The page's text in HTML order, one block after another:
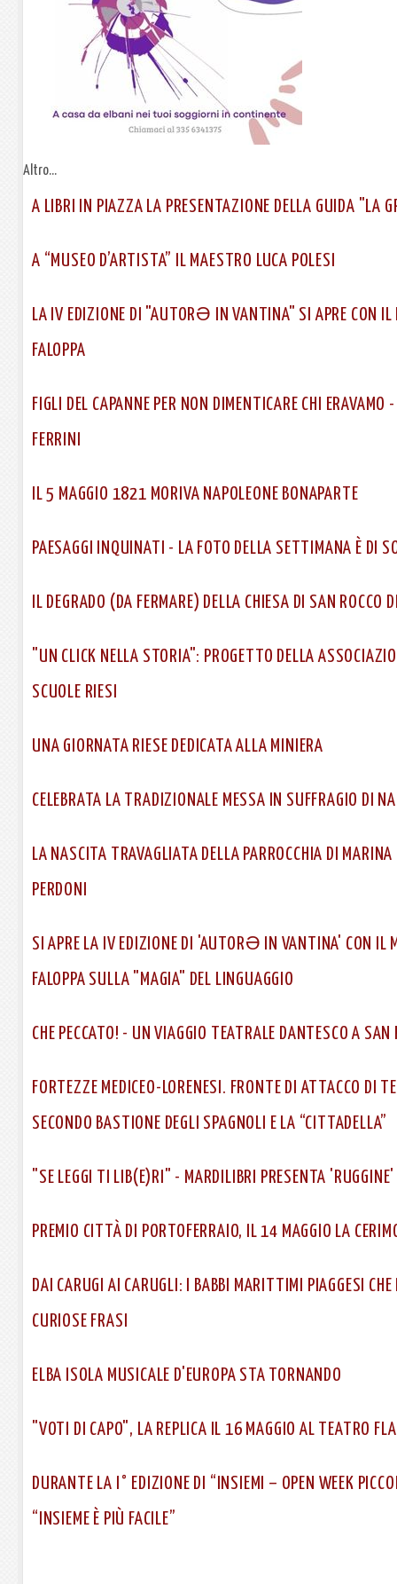
Altro...
A LIBRI IN PIAZZA LA PRESENTAZIONE DELLA GUIDA "LA
A “MUSEO D’ARTISTA” IL MAESTRO LUCA POLESI
LA IV EDIZIONE DI "AUTORƏ IN VANTINA" SI APRE CON IL
FALOPPA
FIGLI DEL CAPANNE PER NON DIMENTICARE CHI
FERRINI
IL 5 MAGGIO 1821 MORIVA NAPOLEONE BONAPARTE
PAESAGGI INQUINATI - LA FOTO DELLA SETTIMANA È DI
IL DEGRADO (DA FERMARE) DELLA CHIESA DI SAN ROCCO
"UN CLICK NELLA STORIA": PROGETTO DELLA
SCUOLE RIESI
UNA GIORNATA RIESE DEDICATA ALLA MINIERA
CELEBRATA LA TRADIZIONALE MESSA IN SUFFRAGIO DI
LA NASCITA TRAVAGLIATA DELLA PARROCCHIA DI
PERDONI
SI APRE LA IV EDIZIONE DI 'AUTORƏ IN VANTINA' CON IL
FALOPPA SULLA "MAGIA" DEL LINGUAGGIO
CHE PECCATO! - UN VIAGGIO TEATRALE DANTESCO A SAN
FORTEZZE MEDICEO-LORENESI. FRONTE DI ATTACCO DI
SECONDO BASTIONE DEGLI SPAGNOLI E LA “CITTADELLA”
"SE LEGGI TI LIB(E)RI" - MARDILIBRI PRESENTA
PREMIO CITTÀ DI PORTOFERRAIO, IL 14 MAGGIO LA
DAI CARUGI AI CARUGLI: I BABBI MARITTIMI PIAGGESI
CURIOSE FRASI
ELBA ISOLA MUSICALE D'EUROPA STA TORNANDO
"VOTI DI CAPO", LA REPLICA IL 16 MAGGIO AL TEATRO
DURANTE LA I° EDIZIONE DI “INSIEMI – OPEN WEEK
“INSIEME È PIÙ FACILE”